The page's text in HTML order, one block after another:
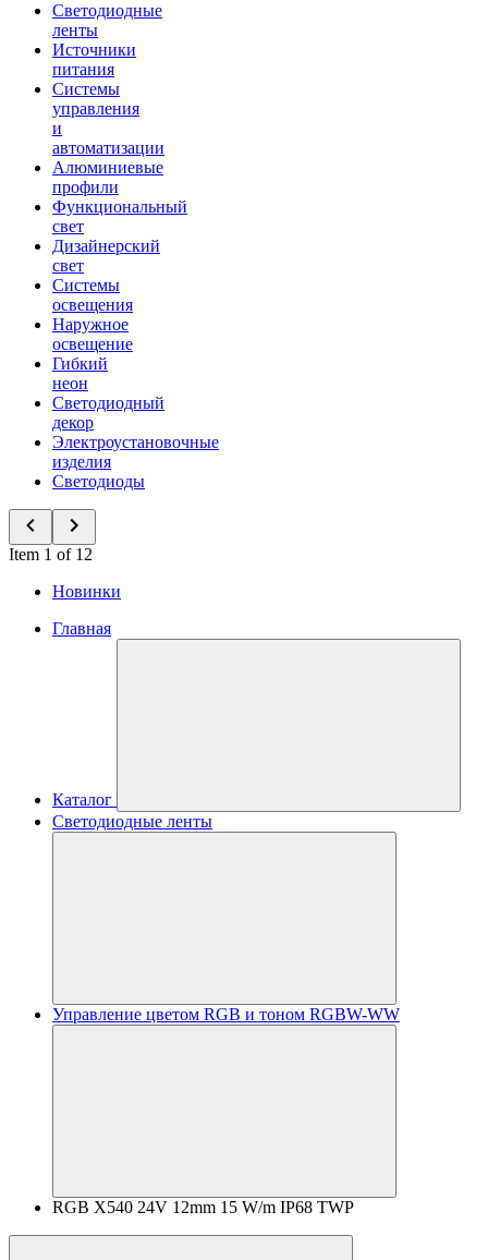
Светодиодные
ленты
Источники
питания
Системы
управления
и
автоматизации
Алюминиевые
профили
Функциональный
свет
Дизайнерский
свет
Системы
освещения
Наружное
освещение
Гибкий
неон
Светодиодный
декор
Электроустановочные
изделия
Светодиоды
Item 1 of 12
Новинки
Главная
Каталог
Светодиодные ленты
Управление цветом RGB и тоном RGBW-WW
RGB X540 24V 12mm 15 W/m IP68 TWP